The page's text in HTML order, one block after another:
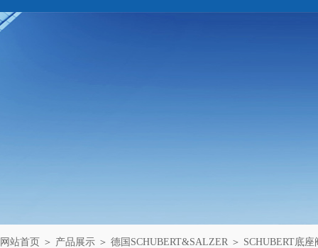
网站首页 ＞ 产品展示 ＞ 德国SCHUBERT&SALZER ＞ SCHUBERT底座